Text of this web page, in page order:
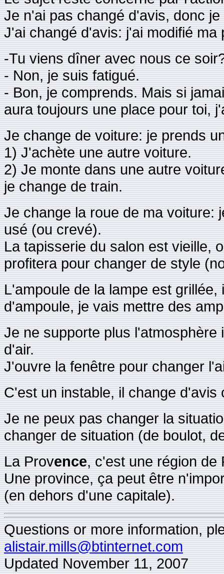
Je n'ai pas changé d'avis, donc
J'ai changé d'avis: j'ai modifié ma
-Tu viens dîner avec nous ce
- Non, je suis fatigué.
- Bon, je comprends. Mais si
aura toujours une place pour toi,
Je change de voiture: je prends
1) J'achète une autre voiture.
2) Je monte dans une autre
je change de train.
Je change la roue de ma voiture:
usé (ou crevé).
La tapisserie du salon est vieille,
profitera pour changer de style
L'ampoule de la lampe est
d'ampoule, je vais mettre des
Je ne supporte plus
d'air.
J'ouvre la fenêtre pour changer
C'est un instable, il change d'avis
Je ne peux pas changer la
changer de situation (de boulot,
La Provence, c'est une région de
Une province, ça peut être
(en dehors d'une capitale).
Questions or more information,
alistair.mills@btinternet.com
Updated November 11, 2007